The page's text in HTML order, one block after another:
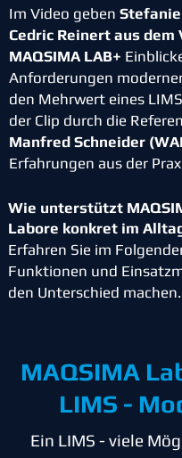
Im Video geben
Cedric Reinert aus dem
MAQSIMA LAB+
Anforderungen
den Mehrwert eines
der Clip durch die
Manfred Schneider
Erfahrungen aus der
Wie unterstützt
Labore konkret im
Erfahren Sie im
Funktionen und
den Unterschied machen.
MAQSIMA
LIMS -
Ein LIMS - viele